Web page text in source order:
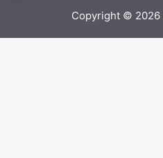
Copyright © 2026